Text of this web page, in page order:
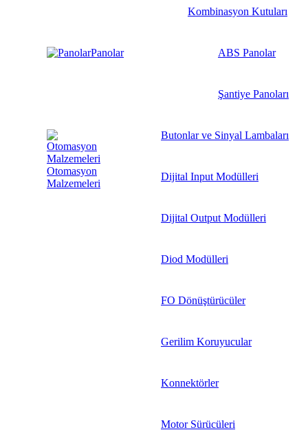
Kombinasyon Kutuları
Panolar ABS Panolar
Şantiye Panoları
Otomasyon
Malzemeleri
Butonlar ve Sinyal Lambaları
Dijital Input Modülleri
Dijital Output Modülleri
Diod Modülleri
FO Dönüştürücüler
Gerilim Koruyucular
Konnektörler
Motor Sürücüleri